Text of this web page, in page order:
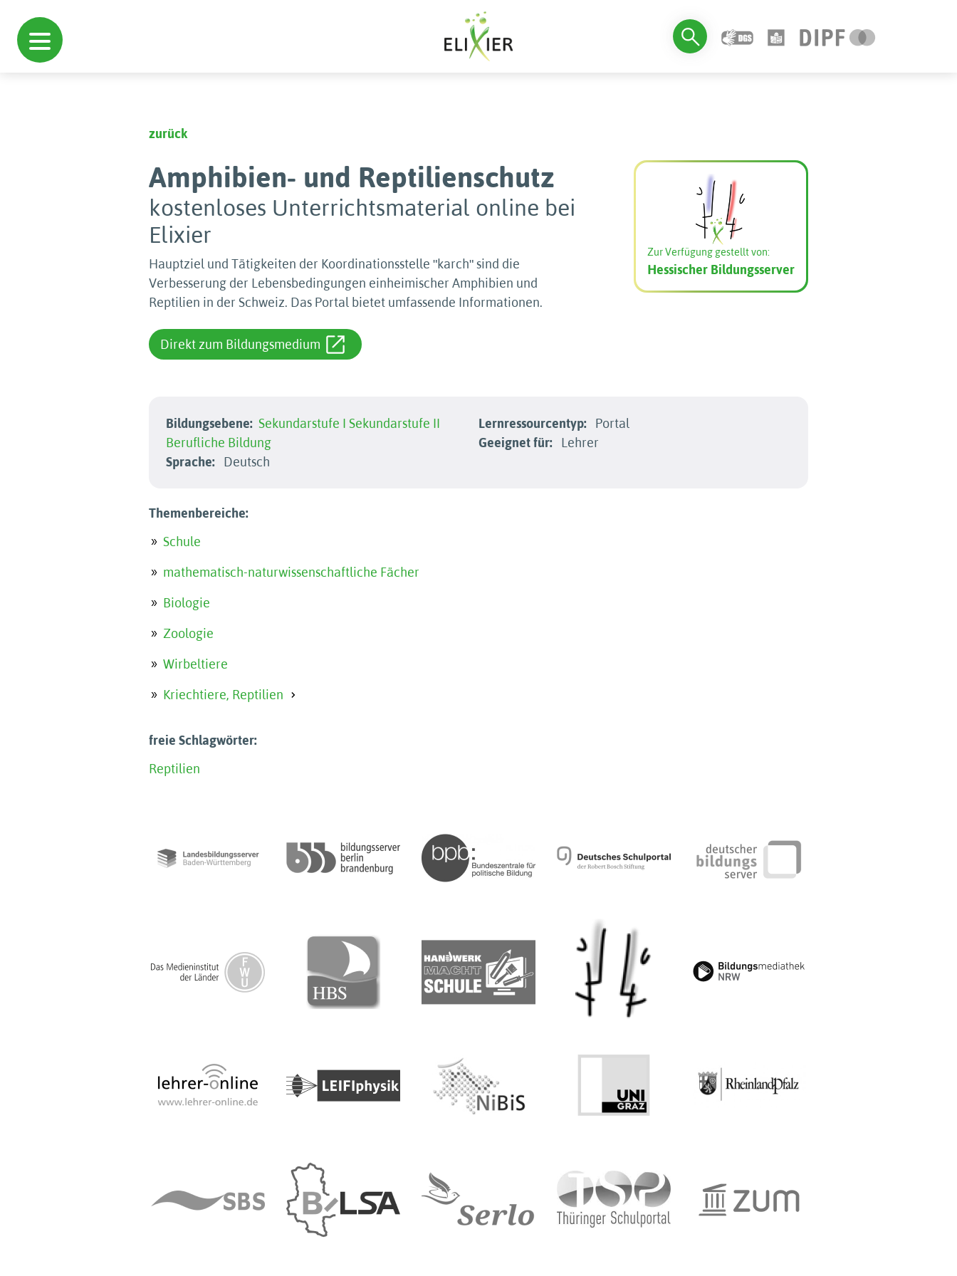
zurück
Amphibien- und Reptilienschutz
kostenloses Unterrichtsmaterial online bei
Elixier
Hauptziel und Tätigkeiten der Koordinationsstelle ʺkarchʺ sind die
Verbesserung der Lebensbedingungen einheimischer Amphibien und
Reptilien in der Schweiz. Das Portal bietet umfassende Informationen.
Direkt zum Bildungsmedium
Zur Verfügung gestellt von:
Hessischer Bildungsserver
Bildungsebene: Sekundarstufe I Sekundarstufe II
Berufliche Bildung
Sprache:
Deutsch
Lernressourcentyp:
Portal
Geeignet für:
Lehrer
Themenbereiche:
Schule
mathematisch-naturwissenschaftliche Fächer
Biologie
Zoologie
Wirbeltiere
Kriechtiere, Reptilien
freie Schlagwörter:
Reptilien